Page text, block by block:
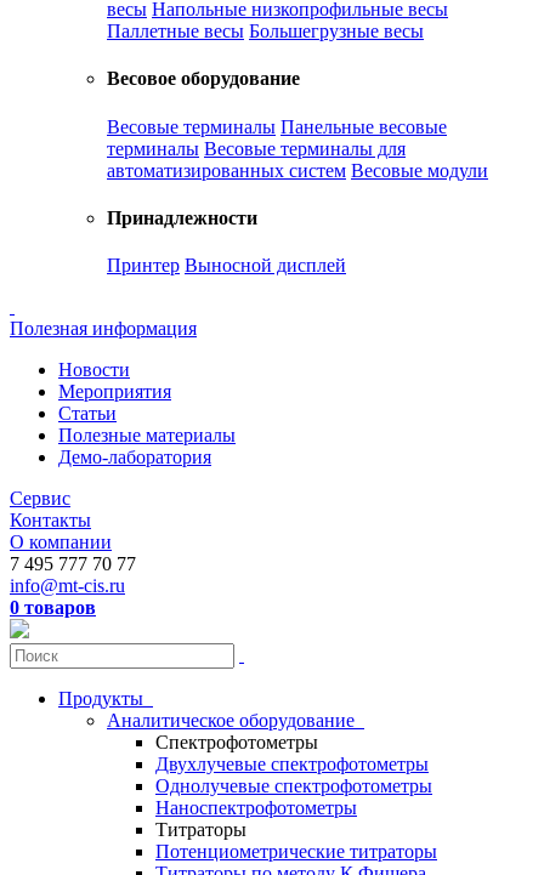
весы Напольные низкопрофильные весы
Паллетные весы Большегрузные весы
Весовое оборудование
Весовые терминалы Панельные весовые
терминалы Весовые терминалы для
автоматизированных систем Весовые модули
Принадлежности
Принтер Выносной дисплей
Полезная информация
Новости
Мероприятия
Статьи
Полезные материалы
Демо-лаборатория
Сервис
Контакты
О компании
7 495 777 70 77
info@mt-cis.ru
0 товаров
Продукты
Аналитическое оборудование
Спектрофотометры
Двухлучевые спектрофотометры
Однолучевые спектрофотометры
Наноспектрофотометры
Титраторы
Потенциометрические титраторы